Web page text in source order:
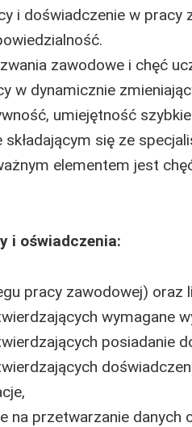
i doświadczenie w pracy
zawodowe i chęć
w dynamicznie
umiejętność
się ze
elementem jest
i oświadczenia:
pracy zawodowej) oraz
wymagane
posiadanie
na przetwarzanie danych